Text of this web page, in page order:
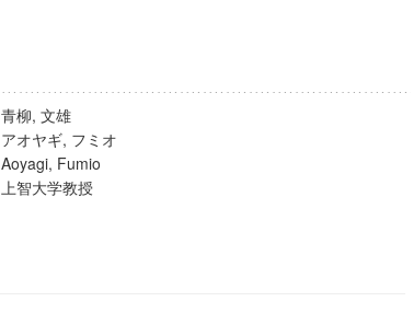
青柳, 文雄
アオヤギ, フミオ
Aoyagi, Fumio
上智大学教授